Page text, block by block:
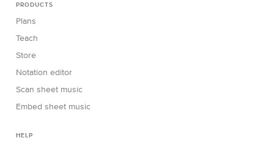
PRODUCTS
Plans
Teach
Store
Notation editor
Scan sheet music
Embed sheet music
HELP